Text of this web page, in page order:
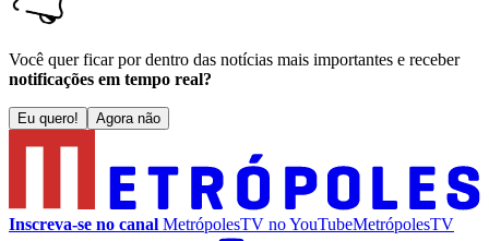
Você quer ficar por dentro das notícias mais importantes e receber
notificações em tempo real?
Eu quero! Agora não
Inscreva-se no canal MetrópolesTV noYouTubeMetrópolesTV